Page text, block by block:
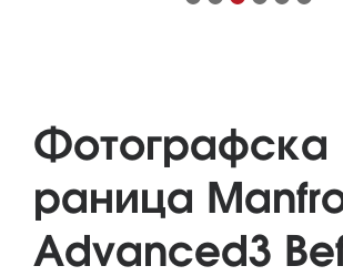
Фотографска
раница
Advanced3